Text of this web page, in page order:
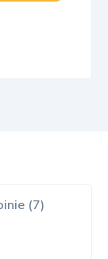
(7)